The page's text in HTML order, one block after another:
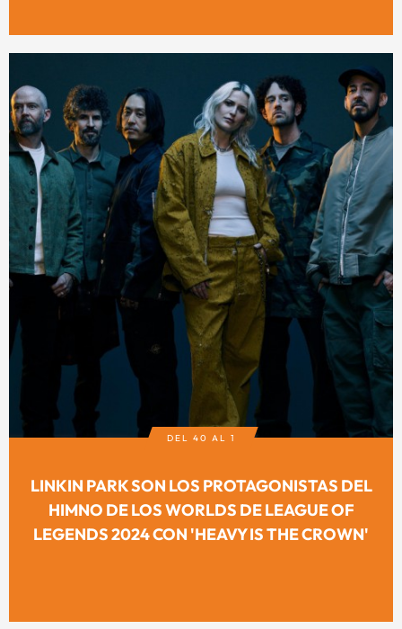
DEL 40 AL 1
LINKIN PARK SON LOS PROTAGONISTAS DEL
HIMNO DE LOS WORLDS DE LEAGUE OF
LEGENDS 2024 CON 'HEAVY IS THE CROWN'